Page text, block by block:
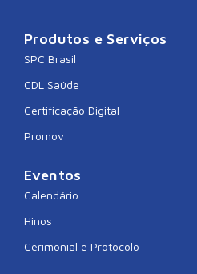
Produtos e Serviços
SPC Brasil
CDL Saúde
Certificação Digital
Promov
Eventos
Calendário
Hinos
Cerimonial e Protocolo